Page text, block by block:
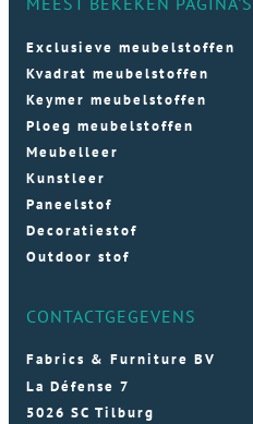
Exclusieve meubelstoffen
Kvadrat meubelstoffen
Keymer meubelstoffen
Ploeg meubelstoffen
Meubelleer
Kunstleer
Paneelstof
Decoratiestof
Outdoor stof
CONTACTGEGEVENS
Fabrics & Furniture BV
La Défense 7
5026 SC Tilburg